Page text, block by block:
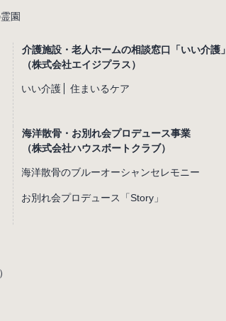
園
介護施設・老人ホームの相談窓口「いい介護」
（株式会社エイジプラス）
いい介護 住まいるケア
海洋散骨・お別れ会プロデュース事業
（株式会社ハウスボートクラブ）
海洋散骨のブルーオーシャンセレモニー
お別れ会プロデュース「Story」